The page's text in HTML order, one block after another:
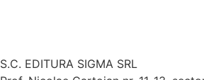
S.C. EDITURA SIGMA SRL